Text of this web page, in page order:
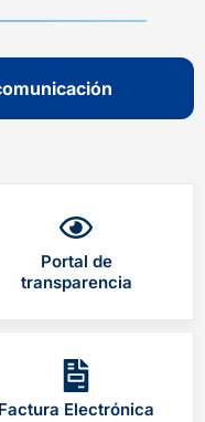
Portal de
transparencia
Factura Electrónica